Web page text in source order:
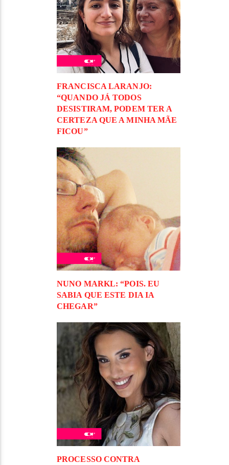
FRANCISCA LARANJO:
“QUANDO JÁ TODOS
DESISTIRAM, PODEM TER A
CERTEZA QUE A MINHA MÃE
FICOU”
NUNO MARKL: “POIS. EU
SABIA QUE ESTE DIA IA
CHEGAR”
PROCESSO CONTRA